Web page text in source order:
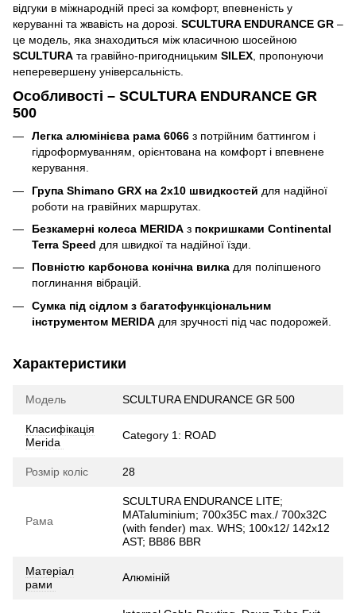
відгуки в міжнародній пресі за комфорт, впевненість у
керуванні та жвавість на дорозі. SCULTURA ENDURANCE GR –
це модель, яка знаходиться між класичною шосейною
SCULTURA та гравійно-пригодницьким SILEX , пропонуючи
неперевершену універсальність.
Особливості – SCULTURA ENDURANCE GR
500
Легка алюмінієва рама 6066 з потрійним баттингом і
гідроформуванням, орієнтована на комфорт і впевнене
керування.
Група Shimano GRX на 2x10 швидкостей для надійної
роботи на гравійних маршрутах.
Безкамерні колеса MERIDA з покришками Continental
Terra Speed для швидкої та надійної їзди.
Повністю карбонова конічна вилка для поліпшеного
поглинання вібрацій.
Сумка під сідлом з багатофункціональним
інструментом MERIDA для зручності під час подорожей.
Характеристики
Модель SCULTURA ENDURANCE GR 500
Класифікація
Merida
Category 1: ROAD
Розмір коліс 28
Рама
SCULTURA ENDURANCE LITE;
MATaluminium; 700x35C max./ 700x32C
(with fender) max. WHS; 100x12/ 142x12
AST; BB86 BBR
Матеріал
рами
Алюміній